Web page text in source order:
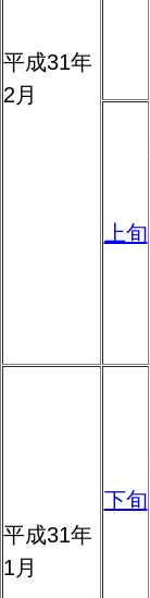
平成31年
2月
上旬
平成31年
1月
下旬